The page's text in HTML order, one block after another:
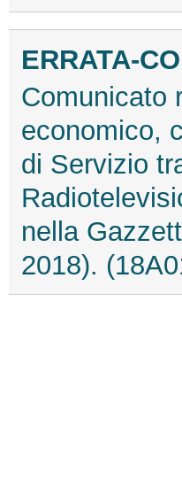
ERRATA-
Comunicato
economico,
di Servizio
nella
2018).